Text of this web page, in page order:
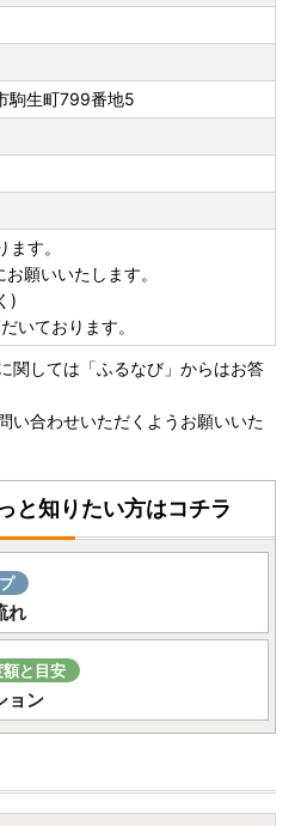
駒生町799番地5
す。
願いいたします。
)
いております。
関しては「ふるなび」からはお答
い合わせいただくようお願いいた
と知りたい方はコチラ
れ
と目安
ョン